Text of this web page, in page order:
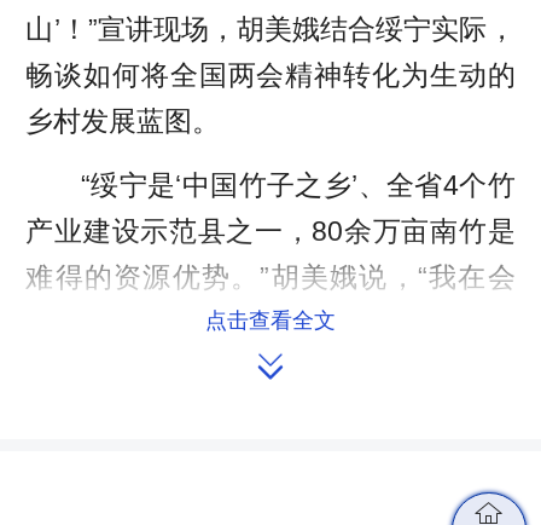
山’！”宣讲现场，胡美娥结合绥宁实际，
畅谈如何将全国两会精神转化为生动的
乡村发展蓝图。
“绥宁是‘中国竹子之乡’、全省4个竹
产业建设示范县之一，80余万亩南竹是
难得的资源优势。”胡美娥说，“我在会
上建议，实施‘竹业+农旅’双轮驱动战
略，通过加大对竹产业全方位支持力
活动为契机，让竹产业与乡村旅游深度
点击查看全文
